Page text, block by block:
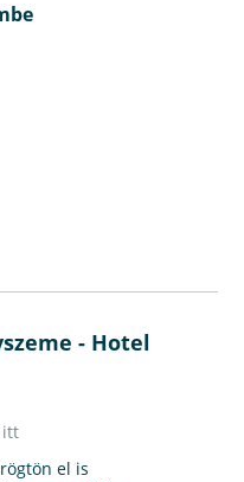
- Hotel
itt
el is